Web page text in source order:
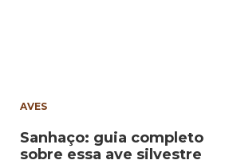
AVES
Sanhaço: guia completo
sobre essa ave silvestre